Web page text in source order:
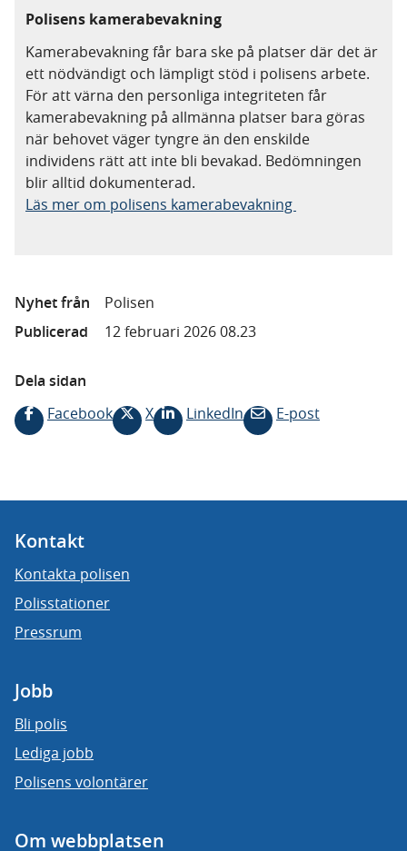
Polisens kamerabevakning
Kamerabevakning får bara ske på platser där det är
ett nödvändigt och lämpligt stöd i polisens arbete.
För att värna den personliga integriteten får
kamerabevakning på allmänna platser bara göras
när behovet väger tyngre än den enskilde
individens rätt att inte bli bevakad. Bedömningen
blir alltid dokumenterad.
Läs mer om polisens kamerabevakning
Nyhet från
Polisen
Publicerad
12 februari 2026 08.23
Dela sidan
Facebook
X LinkedIn E-post
Kontakt
Kontakta polisen
Polisstationer
Pressrum
Jobb
Bli polis
Lediga jobb
Polisens volontärer
Om webbplatsen